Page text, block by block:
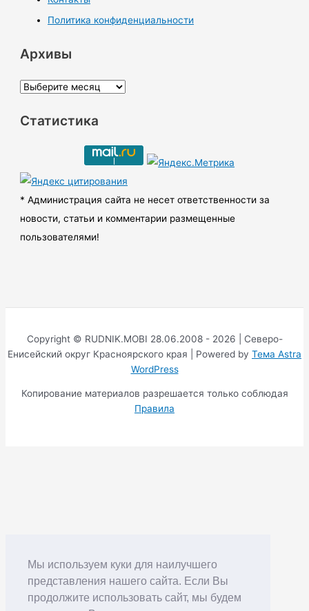
Мы используем куки для наилучшего
представления нашего сайта. Если Вы
продолжите использовать сайт, мы будем
Политика конфиденциальности
Архивы
А
х
ы
Статистика
* Администрация сайта не несет ответственности за
новости, статьи и комментарии размещенные
пользователями!
Copyright © RUDNIK.MOBI 28.06.2008 - 2026 | Северо-
Енисейский округ Красноярского края | Powered by Тема Astra
WordPress
Копирование материалов разрешается только соблюдая
Правила